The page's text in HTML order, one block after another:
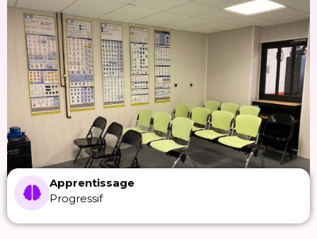
Apprentissage
Progressif